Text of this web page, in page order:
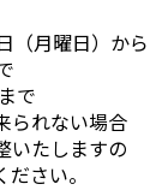
（月曜日）から
で
られない場合
いたしますの
さい。